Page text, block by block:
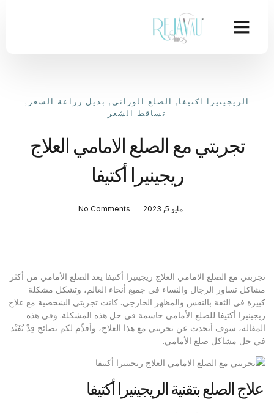
الريجينيرا اكتيفا , الصلع الوراثي , بديل زراعة الشعر ,
تساقط الشعر
تجربتي مع الصلع الامامي العلاج
ريجينيرا أكتيفا
مايو 5, 2023 No Comments
تجربتي مع الصلع الامامي العلاج ريجينيرا أكتيفا يعد الصلع الأمامي من أكثر
مشاكل تساور الرجال والنساء في جميع أنحاء العالم، وتشكل مشكلة
كبيرة في الثقة بالنفس والمظهر الخارجي. كانت تجربتي الشخصية مع علاج
ريجينيرا أكتيفا للصلع الأمامي حاسمة في حل هذه المشكلة. وفي هذه
المقالة، سوف أتحدث عن تجربتي مع هذا العلاج، وأقدِّم لكم نصائح قِدْ تُفَيْد
في حل مشاكل صلع الأمامي.
علاج الصلع بتقنية الريجينيرا أكتيفا